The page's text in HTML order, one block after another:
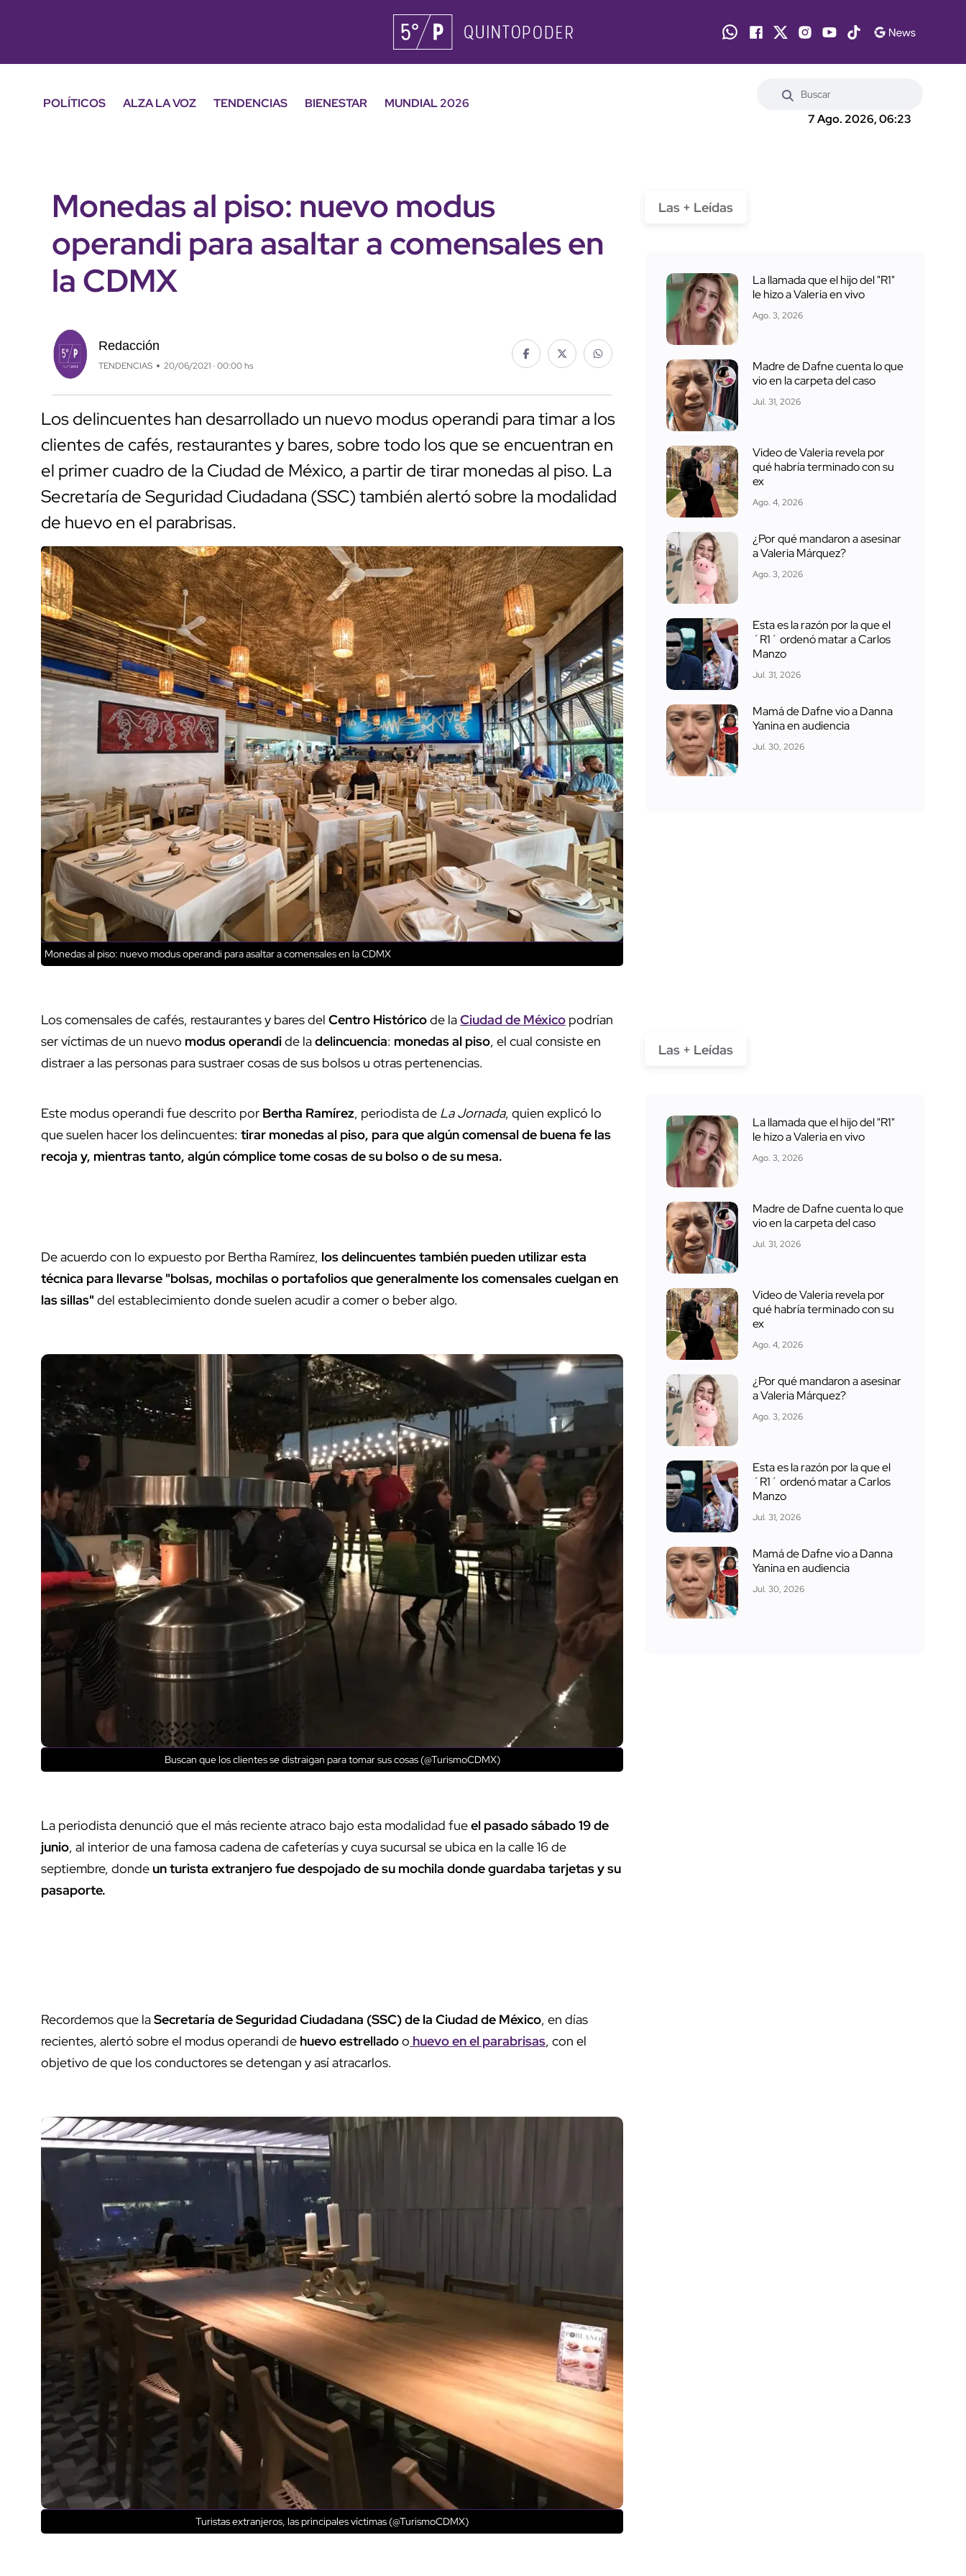
POLÍTICOS ALZA LA VOZ TENDENCIAS BIENESTAR
MUNDIAL 2026
7 Ago. 2026, 06:23
Monedas al piso: nuevo modus
operandi para asaltar a comensales en
la CDMX
Redacción
TENDENCIAS 20/06/2021 · 00:00 hs
Los delincuentes han desarrollado un nuevo modus operandi para timar a los
clientes de cafés, restaurantes y bares, sobre todo los que se encuentran en
el primer cuadro de la Ciudad de México, a partir de tirar monedas al piso. La
Secretaría de Seguridad Ciudadana (SSC) también alertó sobre la modalidad
de huevo en el parabrisas.
Monedas al piso: nuevo modus operandi para asaltar a comensales en la CDMX
Los comensales de cafés, restaurantes y bares del Centro Históricode laCiudad de México podrían
ser víctimas de un nuevo modus operandide ladelincuencia: monedas al piso, el cual consiste en
distraer a las personas para sustraer cosas de sus bolsos u otras pertenencias.
Este modus operandi fue descrito por Bertha Ramírez, periodista de La Jornada, quien explicó lo
que suelen hacer los delincuentes: tirar monedas al piso, para que algún comensal de buena fe las
recoja y, mientras tanto, algún cómplice tome cosas de su bolso o de su mesa.
De acuerdo con lo expuesto por Bertha Ramírez, los delincuentes también pueden utilizar esta
técnica para llevarse "bolsas, mochilas o portafolios que generalmente los comensales cuelgan en
las sillas" del establecimiento donde suelen acudir a comer o beber algo.
Buscan que los clientes se distraigan para tomar sus cosas (@TurismoCDMX)
La periodista denunció que el más reciente atraco bajo esta modalidad fueel pasado sábado 19 de
junio, al interior de una famosa cadena de cafeterías y cuya sucursal se ubica en la calle 16 de
septiembre, donde un turista extranjero fue despojado de su mochila donde guardaba tarjetas y su
pasaporte.
Recordemos que laSecretaría de Seguridad Ciudadana (SSC) de la Ciudad de México, en días
recientes, alertó sobre el modus operandi de huevo estrelladoo huevo en el parabrisas, con el
objetivo de que los conductores se detengan y así atracarlos.
Turistas extranjeros, las principales víctimas (@TurismoCDMX)
Las + Leídas
La llamada que el hijo del "R1"
le hizo a Valeria en vivo
Ago. 3, 2026
Madre de Dafne cuenta lo que
vio en la carpeta del caso
Jul. 31, 2026
Video de Valeria revela por
qué habría terminado con su
ex
Ago. 4, 2026
¿Por qué mandaron a asesinar
a Valeria Márquez?
Ago. 3, 2026
Esta es la razón por la que el
´R1´ ordenó matar a Carlos
Manzo
Jul. 31, 2026
Mamá de Dafne vio a Danna
Yanina en audiencia
Jul. 30, 2026
Las + Leídas
La llamada que el hijo del "R1"
le hizo a Valeria en vivo
Ago. 3, 2026
Madre de Dafne cuenta lo que
vio en la carpeta del caso
Jul. 31, 2026
Video de Valeria revela por
qué habría terminado con su
ex
Ago. 4, 2026
¿Por qué mandaron a asesinar
a Valeria Márquez?
Ago. 3, 2026
Esta es la razón por la que el
´R1´ ordenó matar a Carlos
Manzo
Jul. 31, 2026
Mamá de Dafne vio a Danna
Yanina en audiencia
Jul. 30, 2026